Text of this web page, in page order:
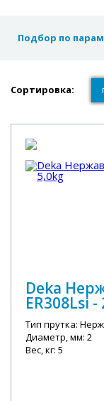
Подбор по
Сортировка:
Deka
ER308Lsi
Тип прутка:
Диаметр, мм: 2
Вес, кг: 5